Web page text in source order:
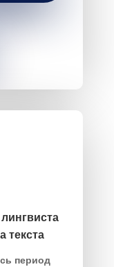
текста
период